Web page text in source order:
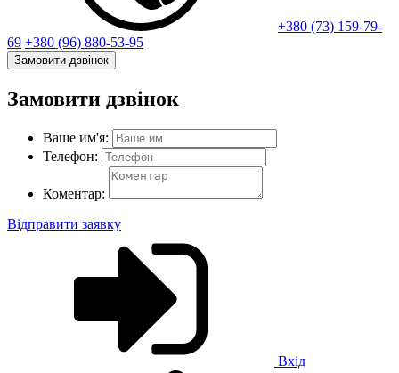
+380 (73) 159-79-
69 +380 (96) 880-53-95
Замовити дзвінок
Замовити дзвінок
Ваше им'я:
Телефон:
Коментар:
Відправити заявку
Вхід